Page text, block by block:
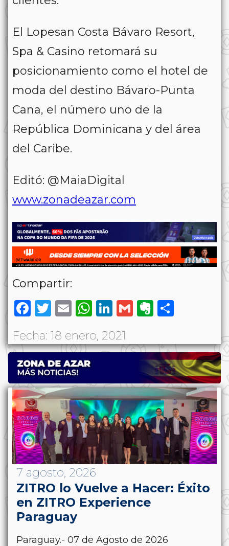
El Lopesan Costa Bávaro Resort,
Spa & Casino retomará su
posicionamiento como el hotel de
moda del destino Bávaro-Punta
Cana, el número uno de la
República Dominicana y del área
del Caribe.
Editó: @MaiaDigital
www.zonadeazar.com
Compartir:
Facebook
Twitter
EmailWhatsApp
LinkedIn
GmailEvernote
Fecha: 18 enero, 2021
7 agosto, 2026
ZITRO lo Vuelve a Hacer: Éxito
en ZITRO Experience
Paraguay
Paraguay.- 07 de Agosto de 2026